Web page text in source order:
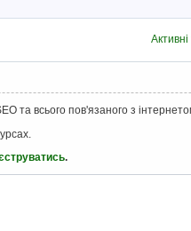
та всього пов'язаного з
.